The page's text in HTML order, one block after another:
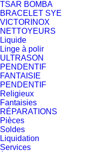
TSAR BOMBA
BRACELET SYE
VICTORINOX
NETTOYEURS
Liquide
Linge à polir
ULTRASON
PENDENTIF
FANTAISIE
PENDENTIF
Religieux
Fantaisies
RÉPARATIONS
Pièces
Soldes
Liquidation
Services